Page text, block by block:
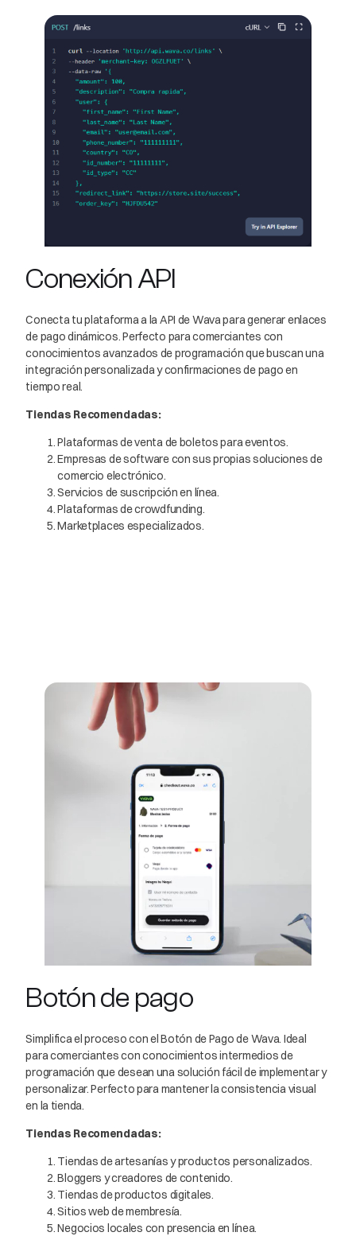
Conexión API
Conecta tu plataforma a la API de Wava para generar enlaces
de pago dinámicos. Perfecto para comerciantes con
conocimientos avanzados de programación que buscan una
integración personalizada y confirmaciones de pago en
tiempo real.
Tiendas Recomendadas:
Plataformas de venta de boletos para eventos.
Empresas de software con sus propias soluciones de
comercio electrónico.
Servicios de suscripción en línea.
Plataformas de crowdfunding.
Marketplaces especializados.
Botón de pago
Simplifica el proceso con el Botón de Pago de Wava. Ideal
para comerciantes con conocimientos intermedios de
programación que desean una solución fácil de implementar y
personalizar. Perfecto para mantener la consistencia visual
en la tienda.
Tiendas Recomendadas:
Tiendas de artesanías y productos personalizados.
Bloggers y creadores de contenido.
Tiendas de productos digitales.
Sitios web de membresía.
Negocios locales con presencia en línea.